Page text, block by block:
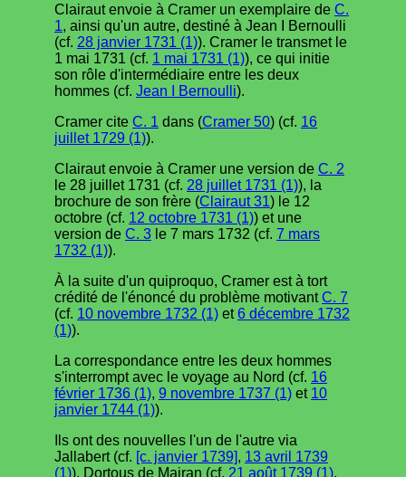
Clairaut envoie à Cramer un exemplaire de C.
1, ainsi qu'un autre, destiné à Jean I Bernoulli
(cf. 28 janvier 1731 (1)). Cramer le transmet le
1 mai 1731 (cf. 1 mai 1731 (1)), ce qui initie
son rôle d'intermédiaire entre les deux
hommes (cf. Jean I Bernoulli).
Cramer cite C. 1 dans (Cramer 50) (cf. 16
juillet 1729 (1)).
Clairaut envoie à Cramer une version de C. 2
le 28 juillet 1731 (cf. 28 juillet 1731 (1)), la
brochure de son frère (Clairaut 31) le 12
octobre (cf. 12 octobre 1731 (1)) et une
version de C. 3 le 7 mars 1732 (cf. 7 mars
1732 (1)).
À la suite d'un quiproquo, Cramer est à tort
crédité de l'énoncé du problème motivantC. 7
(cf. 10 novembre 1732 (1) et6 décembre 1732
(1)).
La correspondance entre les deux hommes
s'interrompt avec le voyage au Nord (cf. 16
février 1736 (1), 9 novembre 1737 (1) et 10
janvier 1744 (1)).
Ils ont des nouvelles l'un de l'autre via
Jallabert (cf. [c. janvier 1739], 13 avril 1739
(1)), Dortous de Mairan (cf. 21 août 1739 (1),